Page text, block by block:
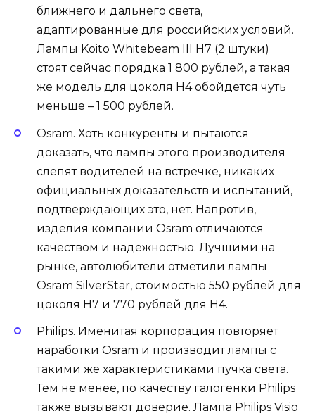
ближнего и дальнего света,
адаптированные для российских условий.
Лампы Koito Whitebeam III H7 (2 штуки)
стоят сейчас порядка 1 800 рублей, а такая
же модель для цоколя H4 обойдется чуть
меньше – 1 500 рублей.
Osram. Хоть конкуренты и пытаются
доказать, что лампы этого производителя
слепят водителей на встречке, никаких
официальных доказательств и испытаний,
подтверждающих это, нет. Напротив,
изделия компании Osram отличаются
качеством и надежностью. Лучшими на
рынке, автолюбители отметили лампы
Osram SilverStar, стоимостью 550 рублей для
цоколя H7 и 770 рублей для H4.
Philips. Именитая корпорация повторяет
наработки Osram и производит лампы с
такими же характеристиками пучка света.
Тем не менее, по качеству галогенки Philips
также вызывают доверие. Лампа Philips Visio